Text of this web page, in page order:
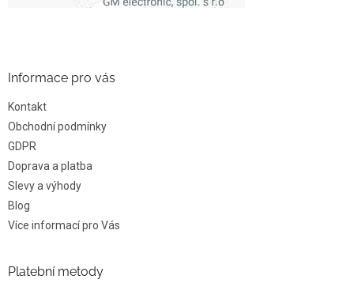
Informace pro vás
Kontakt
Obchodní podmínky
GDPR
Doprava a platba
Slevy a výhody
Blog
Více informací pro Vás
Platební metody